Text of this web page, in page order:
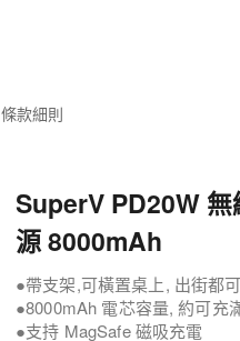
條款細則
SuperV PD20W
源 8000mAh
●帶支架,可橫置桌上, 出街都
●8000mAh 電芯容量, 約可充
●支持 MagSafe 磁吸充電